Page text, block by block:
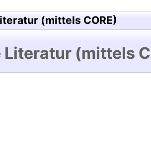
(mittels CORE)
Literatur (mittels